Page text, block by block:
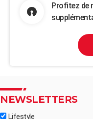
Profitez de
NEWSLETTERS
Lifestyle